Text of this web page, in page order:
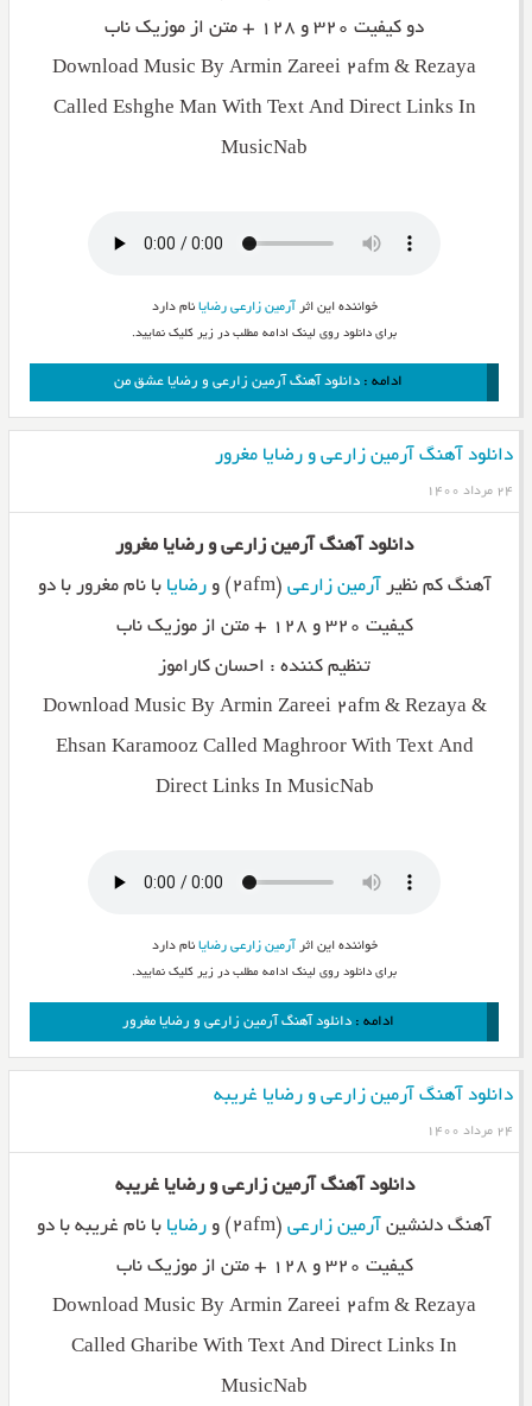
دو کیفیت ۳۲۰ و ۱۲۸ + متن از موزیک ناب
Download Music By Armin Zareei 2afm & Rezaya
Called Eshghe Man With Text And Direct Links In
MusicNab
خواننده این اثر آرمین زارعی رضایا نام دارد
برای دانلود روی لینک ادامه مطلب در زیر کلیک نمایید.
ادامه : دانلود آهنگ آرمین زارعی و رضایا عشق من
دانلود آهنگ آرمین زارعی و رضایا مغرور
۲۴ مرداد ۱۴۰۰
دانلود آهنگ آرمین زارعی و رضایا مغرور
آهنگ کم نظیر آرمین زارعی (۲afm) و رضایا با نام مغرور با دو
کیفیت ۳۲۰ و ۱۲۸ + متن از موزیک ناب
تنظیم کننده : احسان کاراموز
Download Music By Armin Zareei 2afm & Rezaya &
Ehsan Karamooz Called Maghroor With Text And
Direct Links In MusicNab
خواننده این اثر آرمین زارعی رضایا نام دارد
برای دانلود روی لینک ادامه مطلب در زیر کلیک نمایید.
ادامه : دانلود آهنگ آرمین زارعی و رضایا مغرور
دانلود آهنگ آرمین زارعی و رضایا غریبه
۲۴ مرداد ۱۴۰۰
دانلود آهنگ آرمین زارعی و رضایا غریبه
آهنگ دلنشین آرمین زارعی(۲afm) و رضایا با نام غریبه با دو
کیفیت ۳۲۰ و ۱۲۸ + متن از موزیک ناب
Download Music By Armin Zareei 2afm & Rezaya
Called Gharibe With Text And Direct Links In
MusicNab